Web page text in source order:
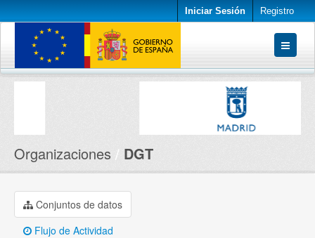
Iniciar Sesión Registro
Conjuntos de datos
Organizaciones DGT
Conjuntos de datos
Flujo de Actividad